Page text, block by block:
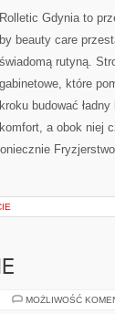
Rolletic Gdynia to
by beauty care
świadomą rutyną.
gabinetowe, które
kroku budować
komfort, a obok niej
MOŻLIWOŚĆ